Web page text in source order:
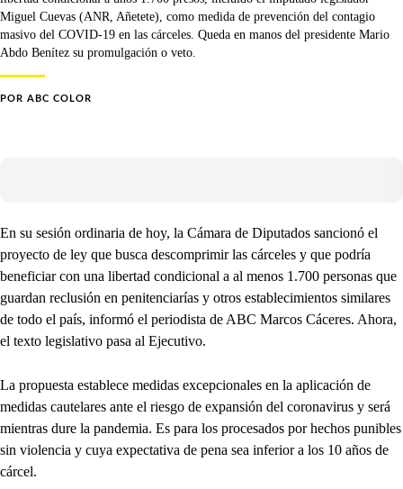
Miguel Cuevas (ANR, Añetete), como medida de prevención del contagio
masivo del COVID-19 en las cárceles. Queda en manos del presidente Mario
Abdo Benítez su promulgación o veto.
POR ABC COLOR
En su sesión ordinaria de hoy, la Cámara de Diputados sancionó el
proyecto de ley que busca descomprimir las cárceles y que podría
beneficiar con una libertad condicional a al menos 1.700 personas que
guardan reclusión en penitenciarías y otros establecimientos similares
de todo el país, informó el periodista de ABC Marcos Cáceres. Ahora,
el texto legislativo pasa al Ejecutivo.
La propuesta establece medidas excepcionales en la aplicación de
medidas cautelares ante el riesgo de expansión del coronavirus y será
mientras dure la pandemia. Es para los procesados por hechos punibles
sin violencia y cuya expectativa de pena sea inferior a los 10 años de
cárcel.